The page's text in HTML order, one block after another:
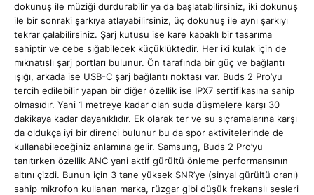
dokunuş ile müziği durdurabilir ya da başlatabilirsiniz, iki dokunuş
ile bir sonraki şarkıya atlayabilirsiniz, üç dokunuş ile aynı şarkıyı
tekrar çalabilirsiniz. Şarj kutusu ise kare kapaklı bir tasarıma
sahiptir ve cebe sığabilecek küçüklüktedir. Her iki kulak için de
mıknatıslı şarj portları bulunur. Ön tarafında bir güç ve bağlantı
ışığı, arkada ise USB-C şarj bağlantı noktası var. Buds 2 Pro’yu
tercih edilebilir yapan bir diğer özellik ise IPX7 sertifikasına sahip
olmasıdır. Yani 1 metreye kadar olan suda düşmelere karşı 30
dakikaya kadar dayanıklıdır. Ek olarak ter ve su sıçramalarına karşı
da oldukça iyi bir direnci bulunur bu da spor aktivitelerinde de
kullanabileceğiniz anlamına gelir. Samsung, Buds 2 Pro’yu
tanıtırken özellik ANC yani aktif gürültü önleme performansının
altını çizdi. Bunun için 3 tane yüksek SNR’ye (sinyal gürültü oranı)
sahip mikrofon kullanan marka, rüzgar gibi düşük frekanslı sesleri